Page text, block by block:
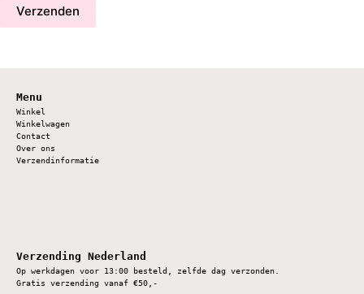
Verzenden
Menu
Winkel
Winkelwagen
Contact
Over ons
Verzendinformatie
Verzending Nederland
Op werkdagen voor 13:00 besteld, zelfde dag verzonden.
Gratis verzending vanaf €50,-